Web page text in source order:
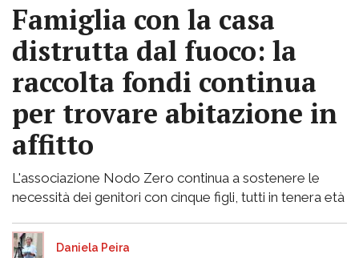
Famiglia con la casa
distrutta dal fuoco: la
raccolta fondi continua
per trovare abitazione in
affitto
L'associazione Nodo Zero continua a sostenere le
necessità dei genitori con cinque figli, tutti in tenera età
Daniela Peira